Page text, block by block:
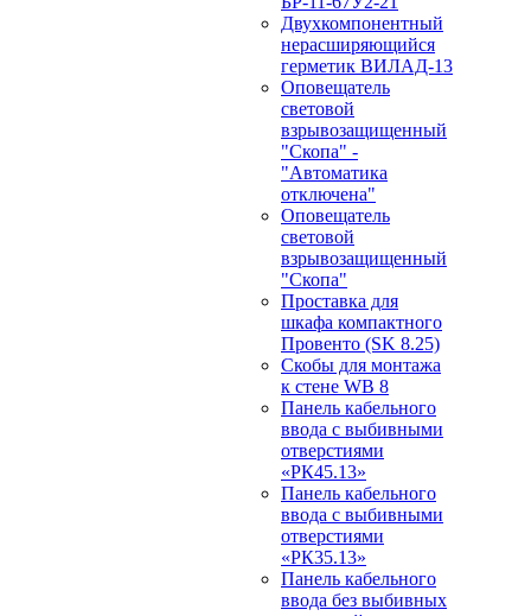
Двухкомпонентный
нерасширяющийся
герметик ВИЛАД-13
Оповещатель
световой
взрывозащищенный
"Скопа" -
"Автоматика
отключена"
Оповещатель
световой
взрывозащищенный
"Скопа"
Проставка для
шкафа компактного
Провенто (SK 8.25)
Скобы для монтажа
к стене WB 8
Панель кабельного
ввода с выбивными
отверстиями
«РК45.13»
Панель кабельного
ввода с выбивными
отверстиями
«РК35.13»
Панель кабельного
ввода без выбивных